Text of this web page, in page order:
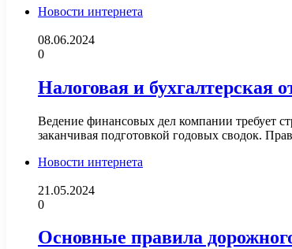
Новости интернета
08.06.2024
0
Налоговая и бухгалтерская
Ведение финансовых дел компании требует
заканчивая подготовкой годовых сводок.
Новости интернета
21.05.2024
0
Основные правила